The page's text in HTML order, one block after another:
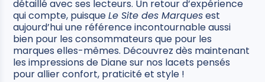
détaillé avec ses lecteurs. Un retour d’expérience
qui compte, puisqueLe Site des Marquesest
aujourd’hui une référence incontournable aussi
bien pour les consommateurs que pour les
marques elles-mêmes. Découvrez dès maintenant
les impressions de Diane sur nos lacets pensés
pour allier confort, praticité et style !